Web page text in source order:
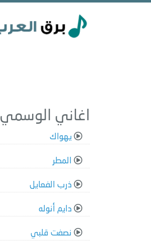
اغاني الوسمي
يهواك
المطر
ذرب الفعايل
دايم أنوله
نصفت قلبي